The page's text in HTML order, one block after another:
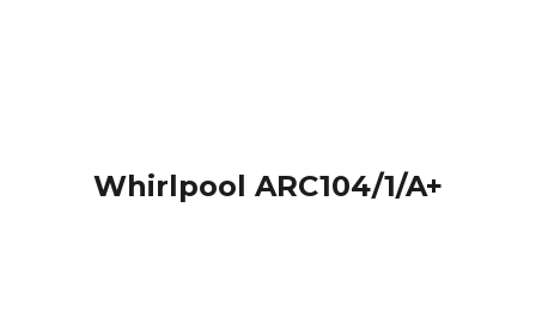
Whirlpool ARC104/1/A+